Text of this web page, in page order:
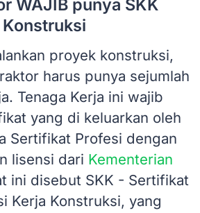
WAJIB punya SKK
Konstruksi
proyek konstruksi,
harus punya sejumlah
Tenaga Kerja ini wajib
yang di keluarkan oleh
Sertifikat Profesi dengan
lisensi dari Kementerian
ini disebut SKK - Sertifikat
Kerja Konstruksi, yang